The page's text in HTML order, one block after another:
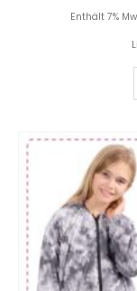
Enthält 7%